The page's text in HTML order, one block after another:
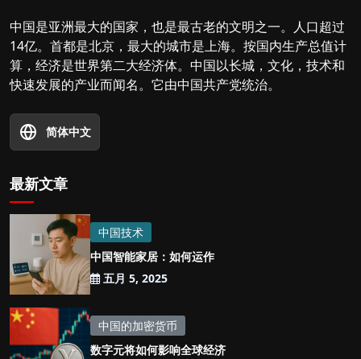
中国是亚洲最大的国家，也是最古老的文明之一。人口超过
14亿。首都是北京，最大的城市是上海。按国内生产总值计
算，经济是世界第二大经济体。中国以长城，文化，技术和
快速发展的产业而闻名。它由中国共产党统治。
简体中文
最新文章
中国技术
中国智能家居：如何运作
五月 5, 2025
中国的加密货币
数字元将如何影响全球经济